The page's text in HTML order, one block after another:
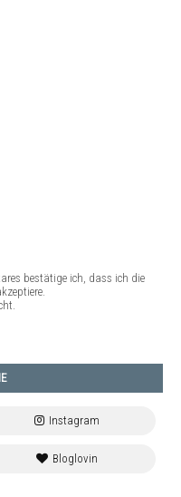
bestätige ich, dass ich die